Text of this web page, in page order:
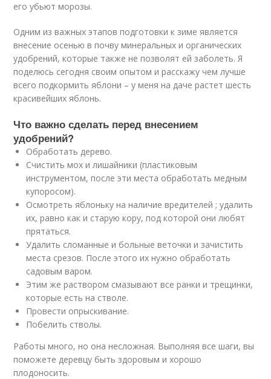
его убьют морозы.
Одним из важных этапов подготовки к зиме является
внесение осенью в почву минеральных и органических
удобрений, которые также не позволят ей заболеть. Я
поделюсь сегодня своим опытом и расскажу чем лучше
всего подкормить яблони – у меня на даче растет шесть
красивейших яблонь.
Что важно сделать перед внесением
удобрений?
Обработать дерево.
Счистить мох и лишайники (пластиковым
инструментом, после эти места обработать медным
купоросом).
Осмотреть яблоньку на наличие вредителей ; удалить
их, равно как и старую кору, под которой они любят
прятаться.
Удалить сломанные и больные веточки и зачистить
места срезов. После этого их нужно обработать
садовым варом.
Этим же раствором смазывают все ранки и трещинки,
которые есть на стволе.
Провести опрыскивание.
Побелить стволы.
Работы много, но она несложная. Выполняя все шаги, вы
поможете деревцу быть здоровым и хорошо
плодоносить.